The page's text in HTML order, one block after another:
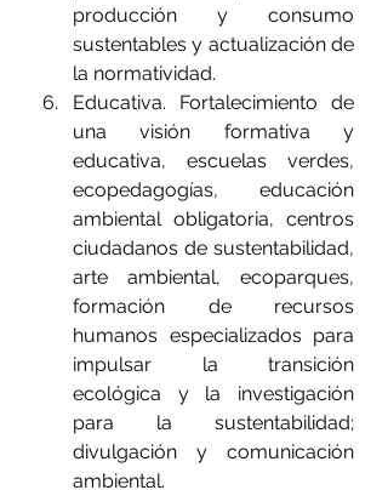
producción y consumo
sustentables y actualización de
la normatividad.
Educativa. Fortalecimiento de
una visión formativa y
educativa, escuelas verdes,
ecopedagogías, educación
ambiental obligatoria, centros
ciudadanos de sustentabilidad,
arte ambiental, ecoparques,
formación de recursos
humanos especializados para
impulsar la transición
ecológica y la investigación
para la sustentabilidad;
divulgación y comunicación
ambiental.